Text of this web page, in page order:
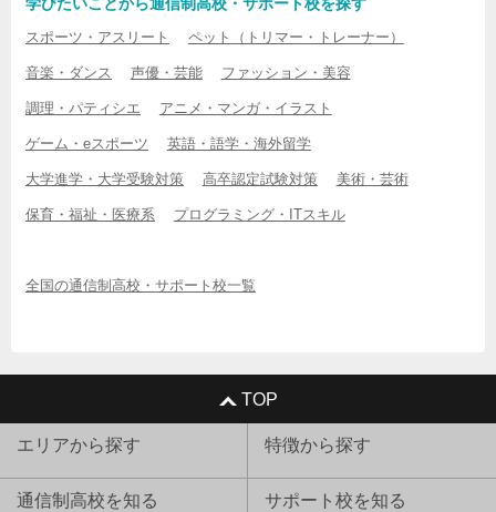
学びたいことから通信制高校・サポート校を探す
スポーツ・アスリート ペット（トリマー・トレーナー）
音楽・ダンス 声優・芸能 ファッション・美容
調理・パティシエ アニメ・マンガ・イラスト
ゲーム・eスポーツ 英語・語学・海外留学
大学進学・大学受験対策 高卒認定試験対策 美術・芸術
保育・福祉・医療系 プログラミング・ITスキル
全国の通信制高校・サポート校一覧
TOP
エリアから探す 特徴から探す
通信制高校を知る サポート校を知る